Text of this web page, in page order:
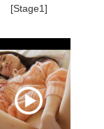
[Stage1]